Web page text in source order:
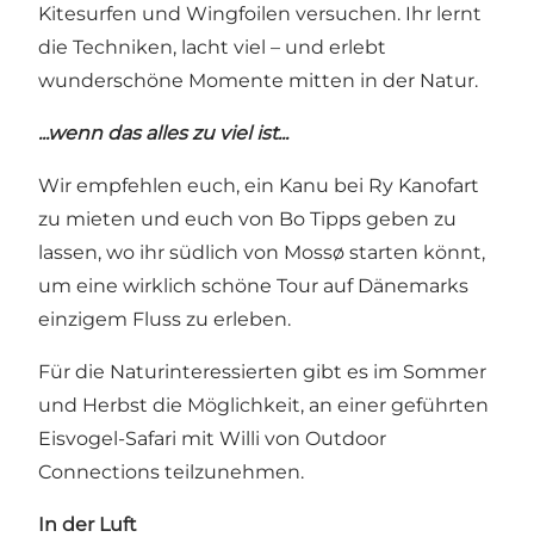
Kitesurfen und Wingfoilen versuchen. Ihr lernt
die Techniken, lacht viel – und erlebt
wunderschöne Momente mitten in der Natur.
...wenn das alles zu viel ist...
Wir empfehlen euch, ein Kanu bei Ry Kanofart
zu mieten und euch von Bo Tipps geben zu
lassen, wo ihr südlich von Mossø starten könnt,
um eine wirklich schöne Tour auf Dänemarks
einzigem Fluss zu erleben.
Für die Naturinteressierten gibt es im Sommer
und Herbst die Möglichkeit, an einer geführten
Eisvogel-Safari mit Willi von Outdoor
Connections teilzunehmen.
In der Luft